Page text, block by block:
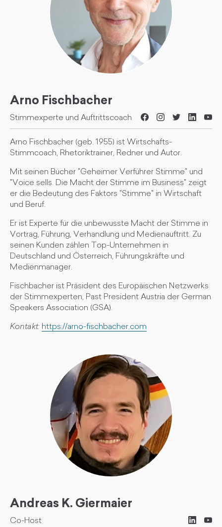
Arno Fischbacher
Stimmexperte und Auftrittscoach
Arno Fischbacher (geb. 1955) ist Wirtschafts-
Stimmcoach, Rhetoriktrainer, Redner und Autor.
Mit seinen Bücher "Geheimer Verführer Stimme" und
"Voice sells. Die Macht der Stimme im Business" zeigt
er die Bedeutung des Faktors "Stimme" in Wirtschaft
und Beruf.
Er ist Experte für die unbewusste Macht der Stimme in
Vortrag, Führung, Verhandlung und Medienauftritt. Zu
seinen Kunden zählen Top-Unternehmen in
Deutschland und Österreich, Führungskräfte und
Medienmanager.
Fischbacher ist Präsident des Europäischen Netzwerks
der Stimmexperten, Past President Austria der German
Speakers Association (GSA).
Kontakt: https://arno-fischbacher.com
Andreas K. Giermaier
Co-Host